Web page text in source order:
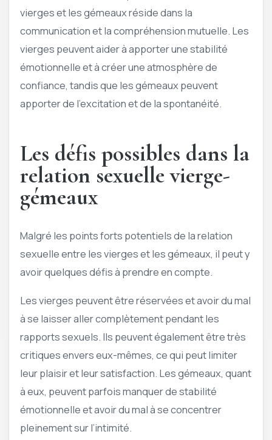
vierges et les gémeaux réside dans la
communication et la compréhension mutuelle. Les
vierges peuvent aider à apporter une stabilité
émotionnelle et à créer une atmosphère de
confiance, tandis que les gémeaux peuvent
apporter de l’excitation et de la spontanéité.
Les défis possibles dans la
relation sexuelle vierge-
gémeaux
Malgré les points forts potentiels de la relation
sexuelle entre les vierges et les gémeaux, il peut y
avoir quelques défis à prendre en compte.
Les vierges peuvent être réservées et avoir du mal
à se laisser aller complètement pendant les
rapports sexuels. Ils peuvent également être très
critiques envers eux-mêmes, ce qui peut limiter
leur plaisir et leur satisfaction. Les gémeaux, quant
à eux, peuvent parfois manquer de stabilité
émotionnelle et avoir du mal à se concentrer
pleinement sur l’intimité.